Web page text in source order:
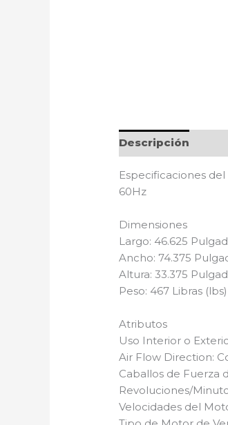
Descripción
Especificaciones
60Hz
Dimensiones
Largo: 46.625
Ancho: 74.375
Altura: 33.375
Peso: 467 Libras (lbs)
Atributos
Uso Interior o
Air Flow Direction:
Caballos de Fuerza
Revoluciones/
Velocidades del